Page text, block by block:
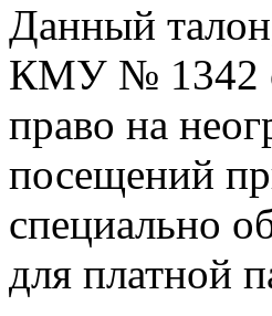
Данный
КМУ № 1342
право на
посещений
специально
для платной